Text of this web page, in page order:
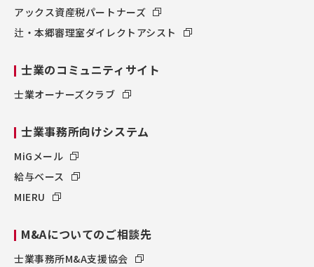
アックス資産税パートナーズ
辻・本郷審理室ダイレクトアシスト
士業のコミュニティサイト
士業オーナーズクラブ
士業事務所向けシステム
MiGメール
給与ベース
MIERU
M&Aについてのご相談先
士業事務所M&A支援協会